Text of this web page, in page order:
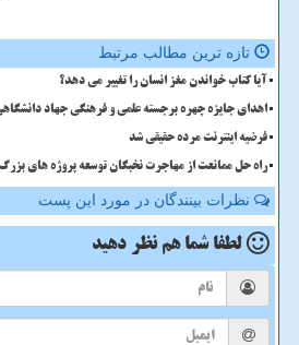
تازه ترین مطالب مرتبط
آیا کتاب خواندن مغز انسان را تغییر می دهد؟
اهدای جایزه چهره برجسته علمی و فرهنگی جهاد
فرضیه اینترنت مرده حقیقی شد
راه حل ممانعت از مهاجرت نخبگان توسعه پروژه های
نظرات بینندگان در مورد این پست
لطفا شما هم نظر دهید